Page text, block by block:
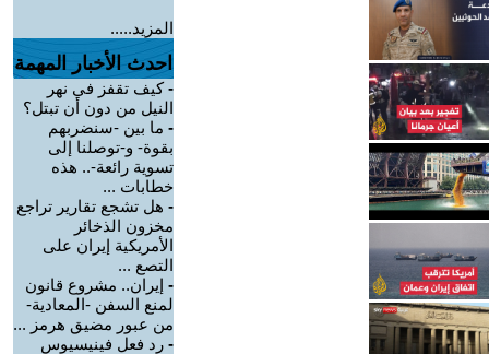
المزيد.....
احدث الأخبار المهمة
-كيف تقفز في نهر
النيل من دون أن تبتل؟
- ما بين -سنضربهم
بقوة- و-توصلنا إلى
تسوية رائعة-.. هذه
خطابات ...
- هل تشجع تقارير تراجع
مخزون الذخائر
الأمريكية إيران على
التصع ...
- إيران.. مشروع قانون
لمنع السفن -المعادية-
من عبور مضيق هرمز ...
- رد فعل فينيسيوس